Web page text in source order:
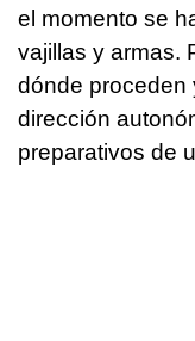
el momento se
vajillas y armas.
dónde proceden
dirección
preparativos de